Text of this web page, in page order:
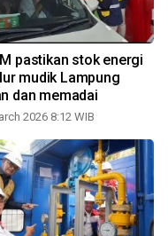
pastikan stok energi
mudik Lampung
dan memadai
2026 8:12 WIB